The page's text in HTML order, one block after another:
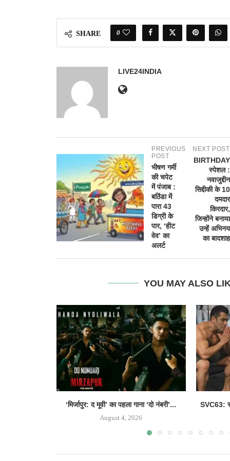
SHARE 0
LIVE24INDIA
PREVIOUS
POST
भीषण गर्मी
की चपेट
में पंजाब :
बठिंडा में
पारा 43
डिग्री के
पार, ‘हीट
वेव’ का
अलर्ट
NEXT POST
BIRTHDAY
स्पेशल :
नवाजुद्दीन
सिद्दीकी के 10
दमदार
किरदार,
जिन्होंने बनाया
उन्हें अभिनय
का बादशाह
YOU MAY ALSO
‘मिर्जापुर: द मूवी’ का पहला गाना ‘दो नंबरी’...
August 4, 2026
SVC63: